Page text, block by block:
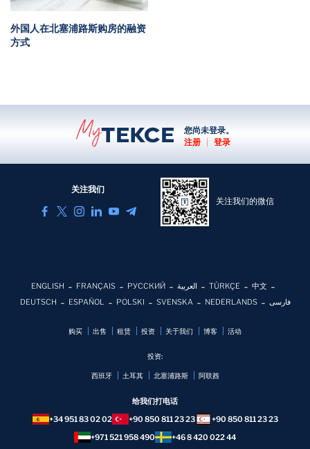
外国人在北塞浦路斯购房的融资
方式
您尚未登录。
注册
登录
关注我们
关注我们的微信
ENGLISH FRANÇAIS РУССКИЙ العربية TÜRKÇE
中文
DEUTSCH
ESPAÑOL POLSKI SVENSKA NEDERLANDS فارسی
购买 出售 租赁 投资 关于我们 博客 活动
投资:
西班牙 土耳其 北塞浦路斯 阿联酋
给我们打电话
+34 951 83 02 02
+90 850 811 23 23
+90 850 811 23 23
+971 521 958 490
+46 8 420 022 44